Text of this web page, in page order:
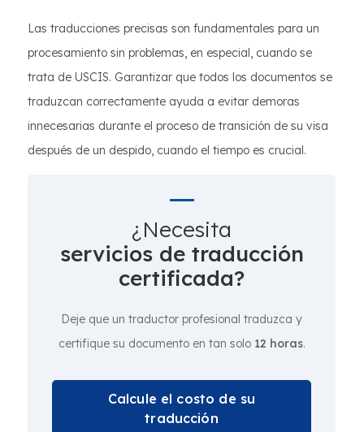
Las traducciones precisas son fundamentales para un
procesamiento sin problemas, en especial, cuando se
trata de USCIS. Garantizar que todos los documentos se
traduzcan correctamente ayuda a evitar demoras
innecesarias durante el proceso de transición de su visa
después de un despido, cuando el tiempo es crucial.
¿Necesita
servicios de traducción
certificada?
Deje que un traductor profesional traduzca y
certifique su documento en tan solo 12 horas.
Calcule el costo de su
traducción